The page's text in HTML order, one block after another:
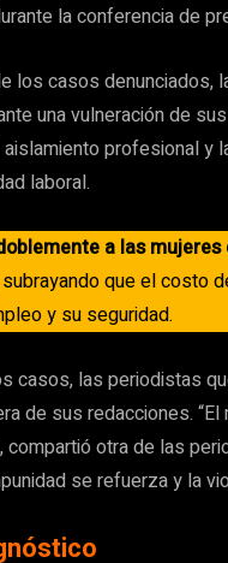
la conferencia de
los casos denunciados,
una vulneración de
profesional y
laboral.
a las
que el costo
y su seguridad.
casos, las periodistas
de sus redacciones.
otra de las
se refuerza y la